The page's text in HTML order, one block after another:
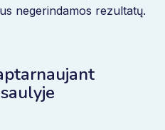
negerindamos rezultatų.